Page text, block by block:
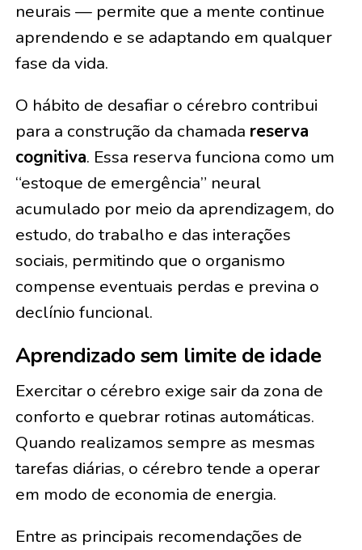
neurais — permite que a mente continue
aprendendo e se adaptando em qualquer
fase da vida.
O hábito de desafiar o cérebro contribui
para a construção da chamada reserva
cognitiva. Essa reserva funciona como um
“estoque de emergência” neural
acumulado por meio da aprendizagem, do
estudo, do trabalho e das interações
sociais, permitindo que o organismo
compense eventuais perdas e previna o
declínio funcional.
Aprendizado sem limite de idade
Exercitar o cérebro exige sair da zona de
conforto e quebrar rotinas automáticas.
Quando realizamos sempre as mesmas
tarefas diárias, o cérebro tende a operar
em modo de economia de energia.
Entre as principais recomendações de